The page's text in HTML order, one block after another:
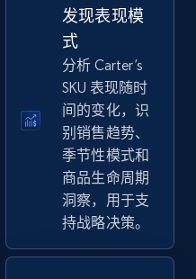
立即开始
name, Seller rating,
Root category, and
立即开始
发现表现模
式
分析 Carter’s
SKU 表现随时
间的变化，识
别销售趋势、
季节性模式和
商品生命周期
洞察，用于支
持战略决策。